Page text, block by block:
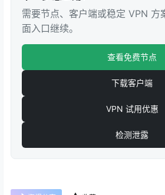
需要节点、客户端或稳定 VPN 方
面入口继续。
查看免费节点
下载客户端
VPN 试用优惠
检测泄露